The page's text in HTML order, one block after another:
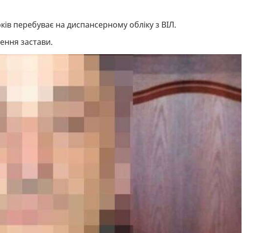
перебуває на диспансерному обліку з ВІЛ.
застави.